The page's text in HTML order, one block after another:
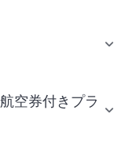
空券付きプラ